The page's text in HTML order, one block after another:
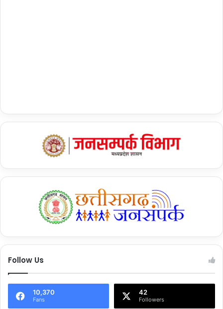
.
Follow Us
10,370
Fans
42
Followers